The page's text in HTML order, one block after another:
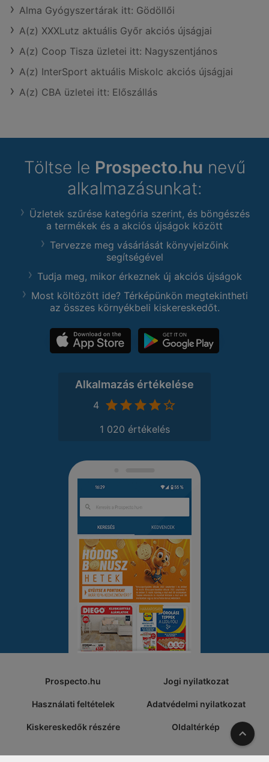
Alma Gyógyszertárak itt: Gödöllői
A(z) XXXLutz aktuális Győr akciós újságjai
A(z) Coop Tisza üzletei itt: Nagyszentjános
A(z) InterSport aktuális Miskolc akciós újságjai
A(z) CBA üzletei itt: Előszállás
Töltse le Prospecto.hu nevű
alkalmazásunkat:
Üzletek szűrése kategória szerint, és böngészés
a termékek és a akciós újságok között
Tervezze meg vásárlását könyvjelzőink
segítségével
Tudja meg, mikor érkeznek új akciós újságok
Most költözött ide? Térképünkön megtekintheti
az összes környékbeli kiskereskedőt.
Alkalmazás értékelése
4
1 020 értékelés
Prospecto.hu Jogi nyilatkozat
Használati feltételek Adatvédelmi nyilatkozat
Kiskereskedők részére Oldaltérkép A